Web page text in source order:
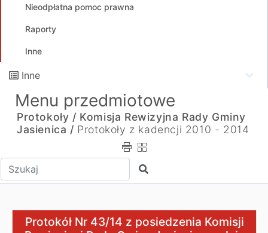
Nieodpłatna pomoc prawna
Raporty
Inne
Inne
Menu przedmiotowe
Protokoły / Komisja Rewizyjna Rady Gminy
Jasienica / Protokoły z kadencji 2010 - 2014
Wpisz tekst do wyszukania Szukaj
Protokół Nr 43/14 z posiedzenia Komisji Rewizyjnej
Protokół Nr 43/14 z posiedzenia Komisji